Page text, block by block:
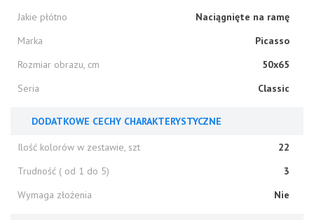
Jakie płótno
Naciągnięte na ramę
Marka
Picasso
Rozmiar obrazu, cm
50x65
Seria
Classic
DODATKOWE CECHY CHARAKTERYSTYCZNE
Ilość kolorów w zestawie, szt
22
Trudność ( od 1 do 5)
3
Wymaga złożenia
Nie